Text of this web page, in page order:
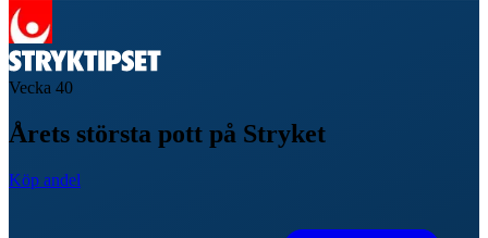
Vecka 40
Årets största pott på Stryket
Köp andel